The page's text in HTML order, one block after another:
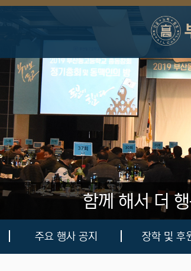
함께 해서 더
주요 행사 공지 장학 및 후